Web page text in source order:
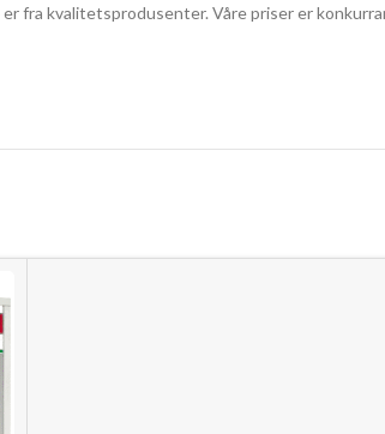
fra kvalitetsprodusenter. Våre priser er